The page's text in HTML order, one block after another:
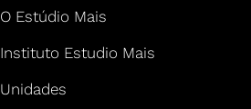
O Estúdio Mais
Instituto Estudio Mais
Unidades